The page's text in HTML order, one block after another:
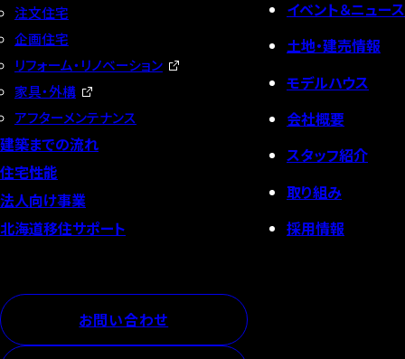
注文住宅
企画住宅
リフォーム・リノベーション
家具・外構
アフターメンテナンス
建築までの流れ
住宅性能
法人向け事業
北海道移住サポート
イベント＆ニュース
土地・建売情報
モデルハウス
会社概要
スタッフ紹介
取り組み
採用情報
お問い合わせ